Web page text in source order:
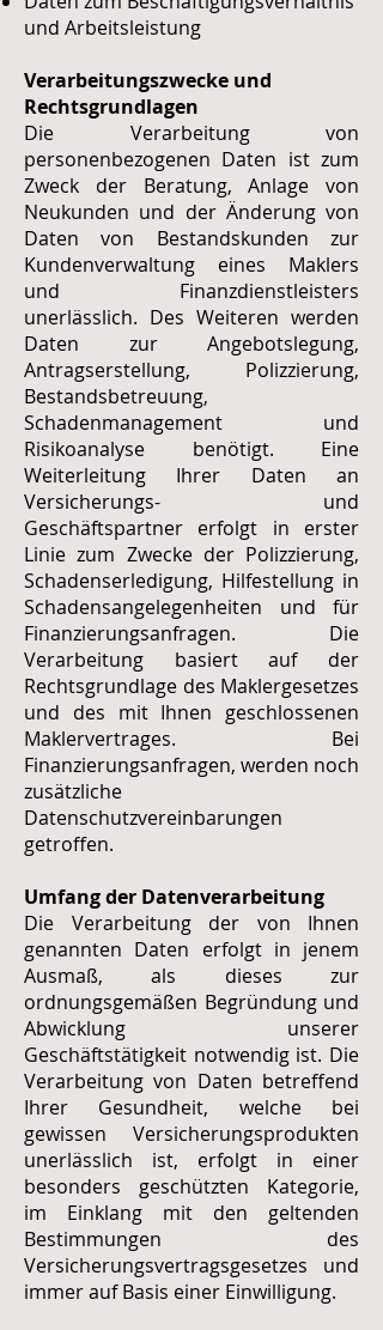
und Arbeitsleistung
Verarbeitungszwecke und
Rechtsgrundlagen
Die Verarbeitung von
personenbezogenen Daten ist zum
Zweck der Beratung, Anlage von
Neukunden und der Änderung von
Daten von Bestandskunden zur
Kundenverwaltung eines Maklers
und Finanzdienstleisters
unerlässlich. Des Weiteren werden
Daten zur Angebotslegung,
Antragserstellung, Polizzierung,
Bestandsbetreuung,
Schadenmanagement und
Risikoanalyse benötigt. Eine
Weiterleitung Ihrer Daten an
Versicherungs- und
Geschäftspartner erfolgt in erster
Linie zum Zwecke der Polizzierung,
Schadenserledigung, Hilfestellung in
Schadensangelegenheiten und für
Finanzierungsanfragen. Die
Verarbeitung basiert auf der
Rechtsgrundlage des Maklergesetzes
und des mit Ihnen geschlossenen
Maklervertrages. Bei
Finanzierungsanfragen, werden noch
zusätzliche
Datenschutzvereinbarungen
getroffen.
Umfang der Datenverarbeitung
Die Verarbeitung der von Ihnen
genannten Daten erfolgt in jenem
Ausmaß, als dieses zur
ordnungsgemäßen Begründung und
Abwicklung unserer
Geschäftstätigkeit notwendig ist. Die
Verarbeitung von Daten betreffend
Ihrer Gesundheit, welche bei
gewissen Versicherungsprodukten
unerlässlich ist, erfolgt in einer
besonders geschützten Kategorie,
im Einklang mit den geltenden
Bestimmungen des
Versicherungsvertragsgesetzes und
immer auf Basis einer Einwilligung.